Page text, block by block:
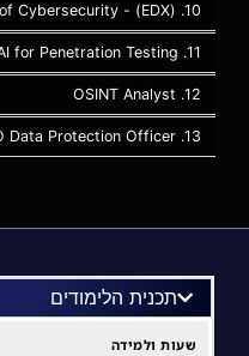
10. (EDX) - Fundamentals of Cybersecurity
11. AI for Penetration Testing
12. OSINT Analyst
13. DPO Data Protection Officer
תכנית הלימודים​
שעות ולמידה